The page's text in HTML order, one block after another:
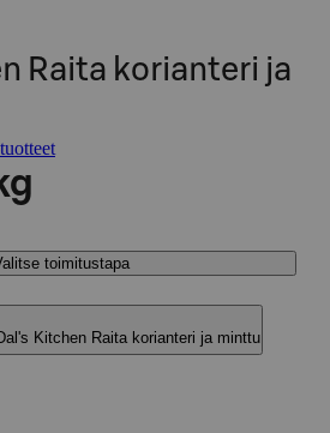
Raita korianteri ja
toimitustapa
Kitchen Raita korianteri ja minttu